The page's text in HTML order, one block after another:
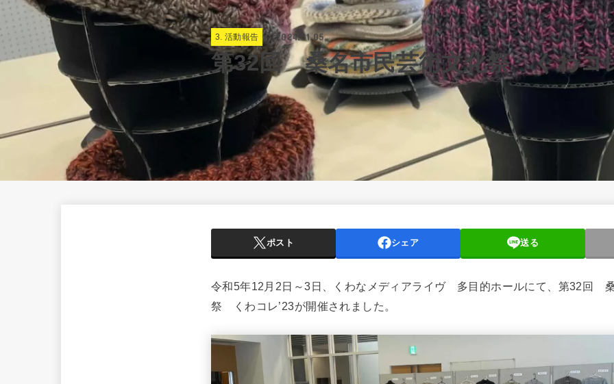
3. 活動報告 2024.01.05
第32回 桑名市民芸術文化祭 くわコ
ポスト シェア 送る
令和5年12月2日～3日、くわなメディアライヴ 多目的ホールにて、第32回
祭 くわコレ’23が開催されました。